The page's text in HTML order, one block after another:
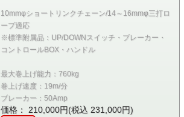
10mmφショートリンクチェーン/14～16mmφ三打ロ
ープ適応
※標準附属品：UP/DOWNスイッチ・ブレーカー・
コントロールBOX・ハンドル
最大巻上げ能力：760kg
巻上げ速度：19m/分
ブレーカー：50Amp
価格： 210,000円(税込 231,000円)